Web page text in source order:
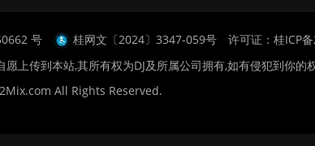
号 桂网文〔2024〕3347-059号
许可证：桂ICP
愿上传到本站,其所有权为DJ及所属公司拥有,如有侵犯到你的
All Rights Reserved.